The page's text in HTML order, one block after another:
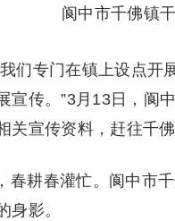
阆中市千佛镇
们专门在镇上设点开
宣传。”3月13日，阆
关宣传资料，赶往千
春耕春灌忙。阆中市
身影。